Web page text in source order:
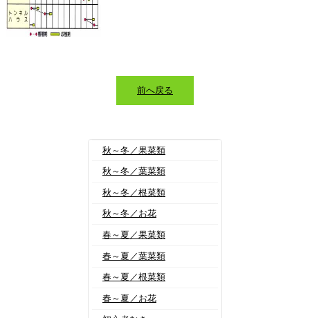
前へ戻る
秋～冬／果菜類
秋～冬／葉菜類
秋～冬／根菜類
秋～冬／お花
春～夏／果菜類
春～夏／葉菜類
春～夏／根菜類
春～夏／お花